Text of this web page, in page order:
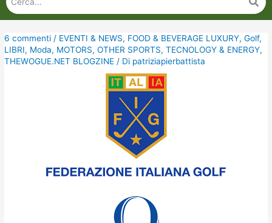
6 commenti / EVENTI & NEWS, FOOD & BEVERAGE LUXURY,Golf,
LIBRI, Moda, MOTORS,OTHER SPORTS,TECNOLOGY & ENERGY,
THEWOGUE.NET BLOGZINE / Di patriziapierbattista